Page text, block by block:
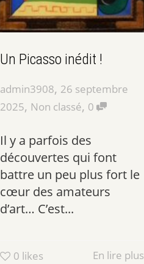
Un Picasso inédit !
admin3908, 26 septembre
2025, Non classé, 0
Il y a parfois des
découvertes qui font
battre un peu plus fort le
cœur des amateurs
d’art… C’est...
0 likes En lire plus